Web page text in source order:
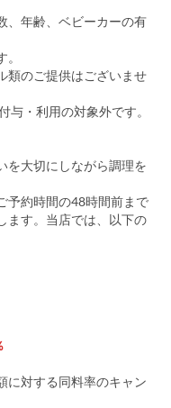
、年齢、ベビーカーの有
類のご提供はございませ
与・利用の対象外です。
を大切にしながら調理を
予約時間の48時間前まで
ます。当店では、以下の
に対する同料率のキャン